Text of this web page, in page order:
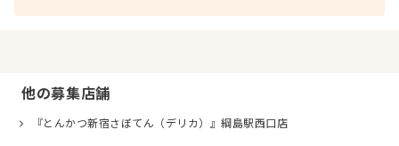
他の募集店舗
『とんかつ新宿さぼてん（デリカ）』綱島駅西口店